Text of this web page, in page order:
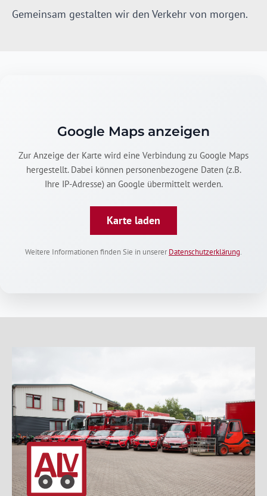
Gemeinsam gestalten wir den Verkehr von morgen.
Google Maps anzeigen
Zur Anzeige der Karte wird eine Verbindung zu Google Maps
hergestellt. Dabei können personenbezogene Daten (z.B.
Ihre IP-Adresse) an Google übermittelt werden.
Karte laden
Weitere Informationen finden Sie in unsererDatenschutzerklärung.